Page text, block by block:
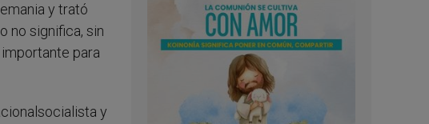
y trató
no significa, sin
para
y